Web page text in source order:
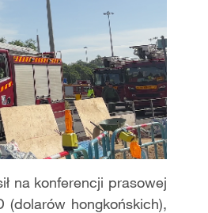
na konferencji prasowej
hongkońskich),